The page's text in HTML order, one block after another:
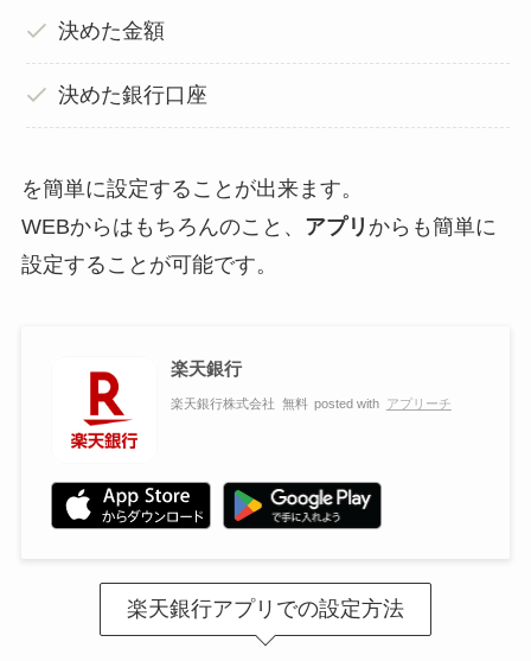
決めた金額
決めた銀行口座
を簡単に設定することが出来ます。
WEBからはもちろんのこと、 アプリ からも簡単に
設定することが可能です。
楽天銀行
楽天銀行株式会社 無料 posted with アプリーチ
楽天銀行アプリでの設定方法